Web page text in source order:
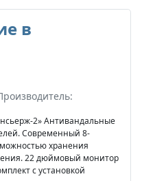
в
2» Антивандальные
Современный 8-
хранения
22 дюймовый монитор
с установкой